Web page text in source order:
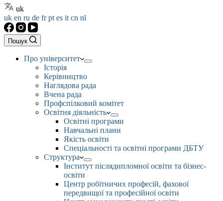
uk
uk en ru de frpt es it cn nl
Пошук
Про університет
Історія
Керівництво
Наглядова рада
Вчена рада
Профспілковий комітет
Освітня діяльність
Освітні програми
Навчальні плани
Якість освіти
Спеціальності та освітні програми ДБТУ
Структура
Інститут післядипломної освіти та бізнес-
освіти
Центр робітничих професій, фахової
передвищої та професійної освіти